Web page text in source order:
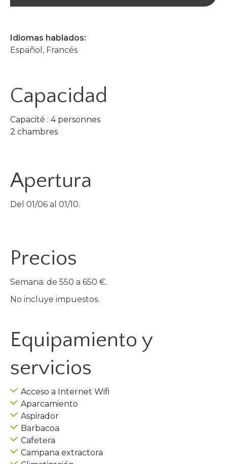
Idiomas hablados:
Español, Francés
Capacidad
Capacité : 4 personnes
2 chambres
Apertura
Del 01/06 al 01/10.
Precios
Semana: de 550 a 650 €.
No incluye impuestos.
Equipamiento y
servicios
Acceso a Internet Wifi
Aparcamiento
Aspirador
Barbacoa
Cafetera
Campana extractora